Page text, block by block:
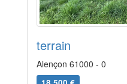
terrain
Alençon 61000 - 0